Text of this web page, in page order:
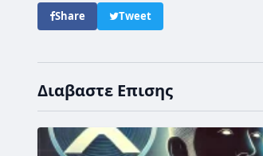
Share Tweet
Διαβαστε Επισης